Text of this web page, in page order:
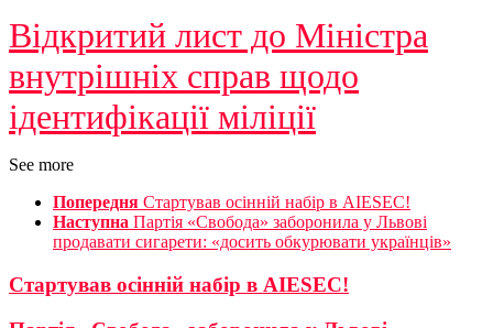
Відкритий лист до Міністра
внутрішніх справ щодо
ідентифікації міліції
See more
Попередня Стартував осінній набір в AIESEC!
Наступна Партія «Свобода» заборонила у Львові
продавати сигарети: «досить обкурювати українців»
Стартував осінній набір в AIESEC!